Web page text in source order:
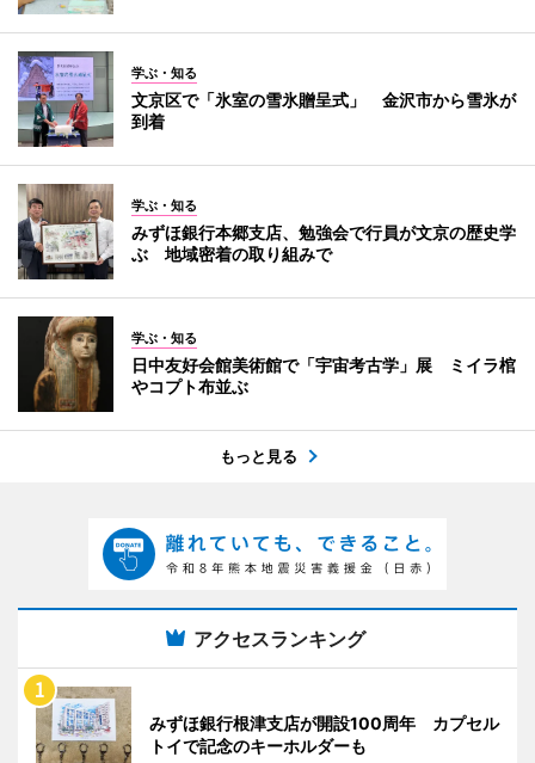
学ぶ・知る
文京区で「氷室の雪氷贈呈式」 金沢市から雪氷が
到着
学ぶ・知る
みずほ銀行本郷支店、勉強会で行員が文京の歴史学
ぶ 地域密着の取り組みで
学ぶ・知る
日中友好会館美術館で「宇宙考古学」展 ミイラ棺
やコプト布並ぶ
もっと見る
アクセスランキング
みずほ銀行根津支店が開設100周年 カプセル
トイで記念のキーホルダーも